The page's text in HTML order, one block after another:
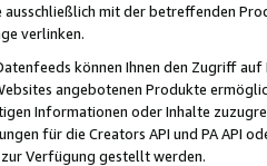
mit der betreffenden
verlinken.
können Ihnen den Zugriff
angebotenen Produkte
Informationen oder Inhalte
für die Creators API und PA API
Verfügung gestellt werden.